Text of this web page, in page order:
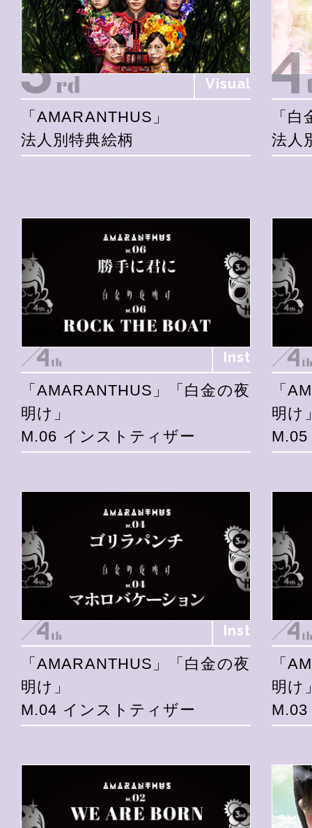
Visual
「AMARANTHUS」
法人別特典絵柄
「
法人
Inst
「AMARANTHUS」「白金の夜
明け」
M.06 インストティザー
「
明け
Inst
「AMARANTHUS」「白金の夜
明け」
M.04 インストティザー
「
明け